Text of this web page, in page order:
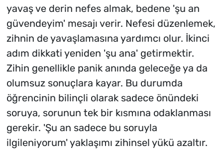
yavaş ve derin nefes almak, bedene 'şu an
güvendeyim' mesajı verir. Nefesi düzenlemek,
zihnin de yavaşlamasına yardımcı olur. İkinci
adım dikkati yeniden 'şu ana' getirmektir.
Zihin genellikle panik anında geleceğe ya da
olumsuz sonuçlara kayar. Bu durumda
öğrencinin bilinçli olarak sadece önündeki
soruya, sorunun tek bir kısmına odaklanması
gerekir. 'Şu an sadece bu soruyla
ilgileniyorum' yaklaşımı zihinsel yükü azaltır.